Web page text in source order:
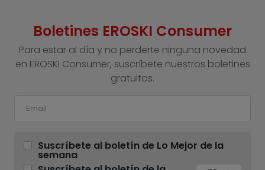
Boletines EROSKI Consumer
Para estar al día y no perderte ninguna novedad
en EROSKI Consumer, suscríbete nuestros boletines
gratuitos.
Suscríbete al boletín de Lo Mejor de la
semana